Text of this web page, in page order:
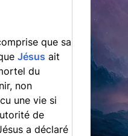
que sa
Jésus ait
du
non
une vie si
de
a déclaré